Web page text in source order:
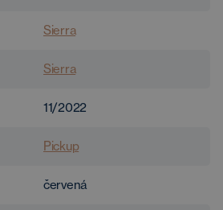
Sierra
Sierra
11/2022
Pickup
červená